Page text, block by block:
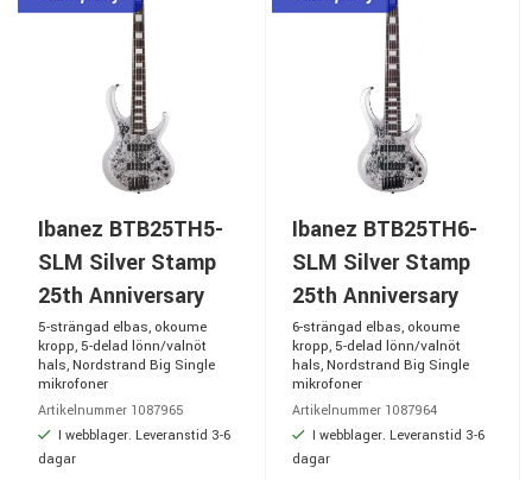
Ibanez BTB25TH5-
SLM Silver Stamp
25th Anniversary
5-strängad elbas, okoume
kropp, 5-delad lönn/valnöt
hals, Nordstrand Big Single
mikrofoner
Artikelnummer 1087965
I webblager. Leveranstid 3-6
dagar
Ibanez BTB25TH6-
SLM Silver Stamp
25th Anniversary
6-strängad elbas, okoume
kropp, 5-delad lönn/valnöt
hals, Nordstrand Big Single
mikrofoner
Artikelnummer 1087964
I webblager. Leveranstid 3-6
dagar